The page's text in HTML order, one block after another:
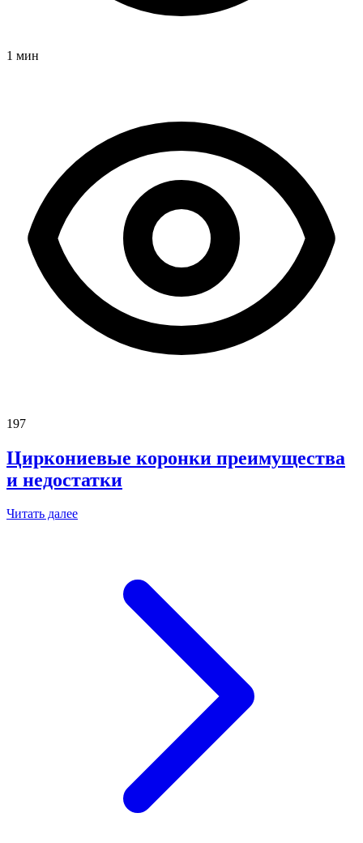
1 мин
197
Циркониевые коронки преимущества
и недостатки
Читать далее